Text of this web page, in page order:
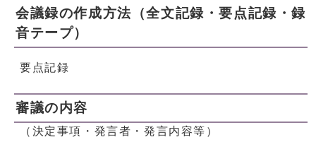
会議録の作成方法（全文記録・要点記録・録
音テープ）
要点記録
審議の内容
（決定事項・発言者・発言内容等）